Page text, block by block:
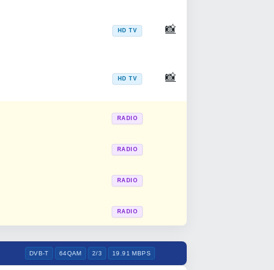
HD TV 📸
HD TV 📸
RADIO
RADIO
RADIO
RADIO
DVB-T 64QAM 2/3 19.91 MBPS